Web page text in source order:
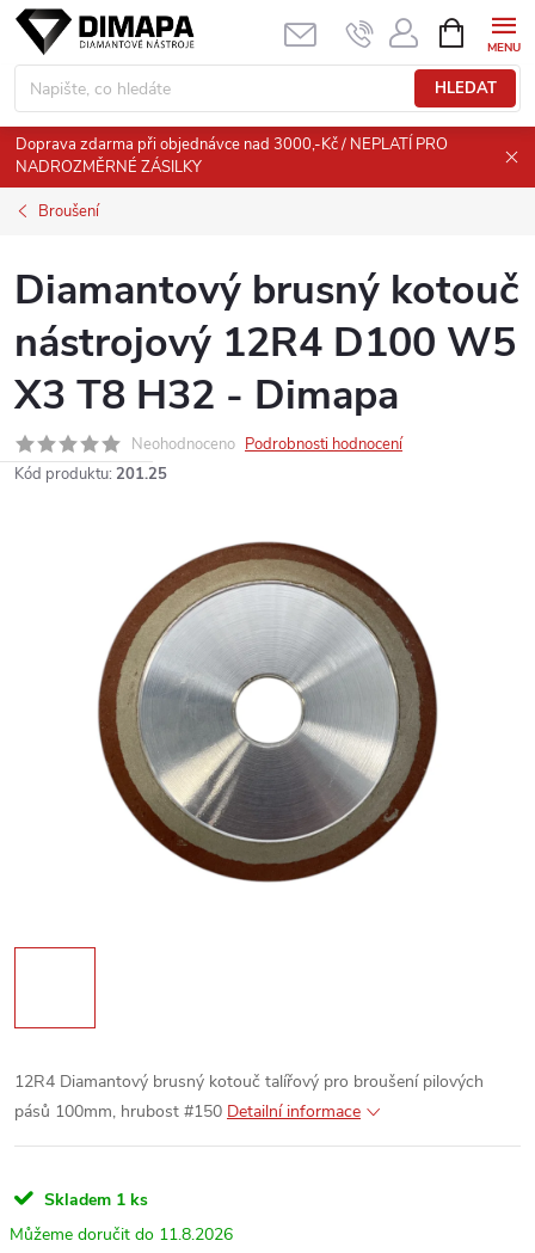
Přejít
obsah
HLEDAT
NÁKUPNÍ
KOŠÍK
Doprava zdarma při objednávce nad 3000,-Kč / NEPLATÍ PRO
NADROZMĚRNÉ ZÁSILKY
Broušení
Diamantový brusný kotouč
nástrojový 12R4 D100 W5
X3 T8 H32 - Dimapa
Neohodnoceno Podrobnosti hodnocení
Kód produktu: 201.25
12R4 Diamantový brusný kotouč talířový pro broušení pilových
pásů 100mm, hrubost #150 Detailní informace
Skladem 1 ks
11.8.2026